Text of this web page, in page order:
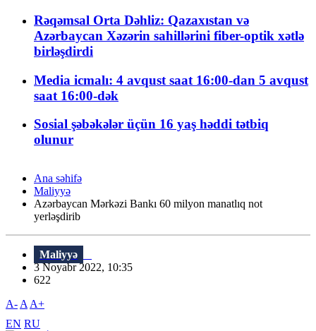
Rəqəmsal Orta Dəhliz: Qazaxıstan və
Azərbaycan Xəzərin sahillərini fiber-optik xətlə
birləşdirdi
Media icmalı: 4 avqust saat 16:00-dan 5 avqust
saat 16:00-dək
Sosial şəbəkələr üçün 16 yaş həddi tətbiq
olunur
Ana səhifə
Maliyyə
Azərbaycan Mərkəzi Bankı 60 milyon manatlıq not
yerləşdirib
Maliyyə
3 Noyabr 2022, 10:35
622
A- A A+
EN RU